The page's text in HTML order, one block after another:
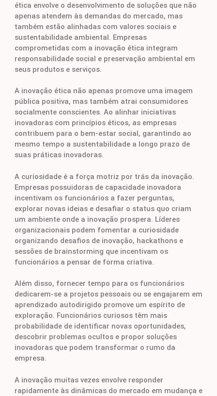
ética envolve o desenvolvimento de soluções que não
apenas atendem às demandas do mercado, mas
também estão alinhadas com valores sociais e
sustentabilidade ambiental. Empresas
comprometidas com a inovação ética integram
responsabilidade social e preservação ambiental em
seus produtos e serviços.
A inovação ética não apenas promove uma imagem
pública positiva, mas também atrai consumidores
socialmente conscientes. Ao alinhar iniciativas
inovadoras com princípios éticos, as empresas
contribuem para o bem-estar social, garantindo ao
mesmo tempo a sustentabilidade a longo prazo de
suas práticas inovadoras.
A curiosidade é a força motriz por trás da inovação.
Empresas possuidoras de capacidade inovadora
incentivam os funcionários a fazer perguntas,
explorar novas ideias e desafiar o status quo criam
um ambiente onde a inovação prospera. Líderes
organizacionais podem fomentar a curiosidade
organizando desafios de inovação, hackathons e
sessões de brainstorming que incentivam os
funcionários a pensar de forma criativa.
Além disso, fornecer tempo para os funcionários
dedicarem-se a projetos pessoais ou se engajarem em
aprendizado autodirigido promove um espírito de
exploração. Funcionários curiosos têm mais
probabilidade de identificar novas oportunidades,
descobrir problemas ocultos e propor soluções
inovadoras que podem transformar o rumo da
empresa.
A inovação muitas vezes envolve responder
rapidamente às dinâmicas do mercado em mudança e